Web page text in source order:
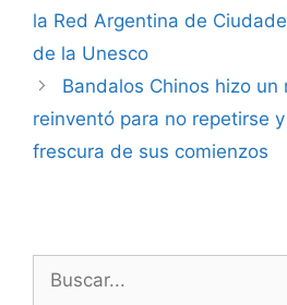
la Red Argentina de
de la Unesco
Bandalos Chinos hizo un
reinventó para no repetirse
frescura de sus comienzos